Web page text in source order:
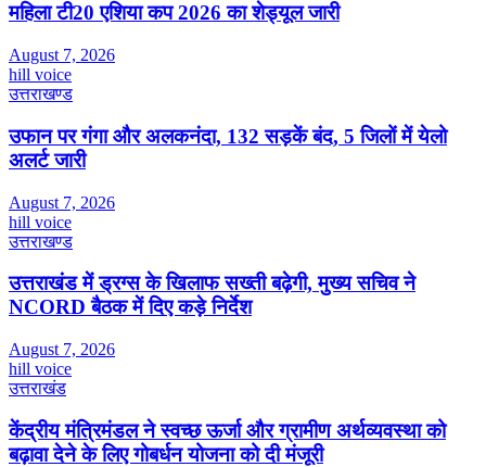
महिला टी20 एशिया कप 2026 का शेड्यूल जारी
August 7, 2026
hill voice
उत्तराखण्ड
उफान पर गंगा और अलकनंदा, 132 सड़कें बंद, 5 जिलों में येलो
अलर्ट जारी
August 7, 2026
hill voice
उत्तराखण्ड
उत्तराखंड में ड्रग्स के खिलाफ सख्ती बढ़ेगी, मुख्य सचिव ने
NCORD बैठक में दिए कड़े निर्देश
August 7, 2026
hill voice
उत्तराखंड
केंद्रीय मंत्रिमंडल ने स्वच्छ ऊर्जा और ग्रामीण अर्थव्यवस्था को
बढ़ावा देने के लिए गोबर्धन योजना को दी मंजूरी